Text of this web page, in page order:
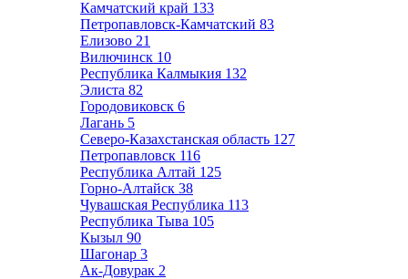
Камчатский край 133
Петропавловск-Камчатский 83
Елизово 21
Вилючинск 10
Республика Калмыкия 132
Элиста 82
Городовиковск 6
Лагань 5
Северо-Казахстанская область 127
Петропавловск 116
Республика Алтай 125
Горно-Алтайск 38
Чувашская Республика 113
Республика Тыва 105
Кызыл 90
Шагонар 3
Ак-Довурак 2